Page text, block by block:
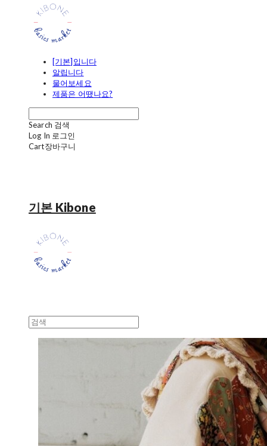
[기본]입니다
알립니다
물어보세요
제품은 어땠나요?
Search 검색
Log In 로그인
Cart장바구니
기본 Kibone